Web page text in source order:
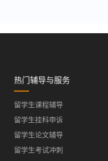
热门辅导与服务
留学生课程辅导
留学生挂科申诉
留学生论文辅导
留学生考试冲刺